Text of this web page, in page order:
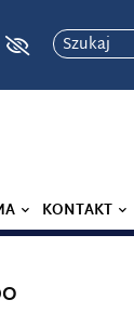
Szukaj
KONTAKT